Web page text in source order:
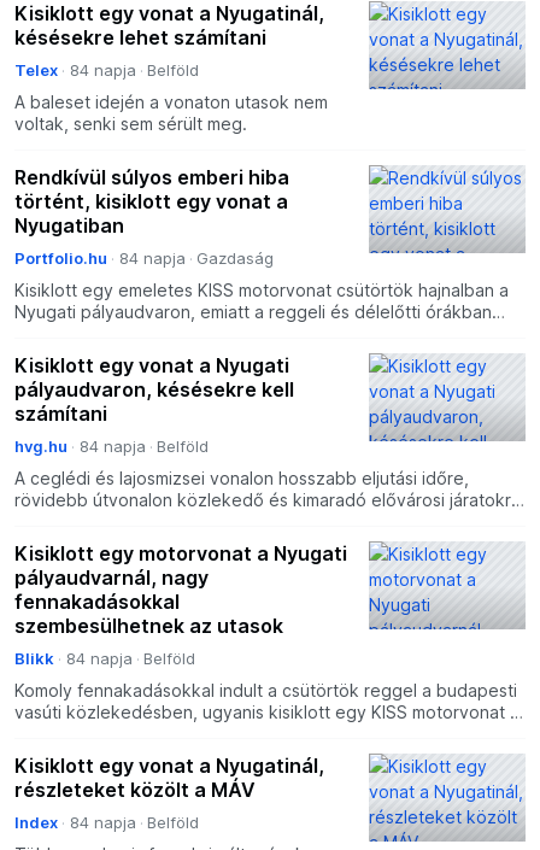
Kisiklott egy vonat a Nyugatinál,
késésekre lehet számítani
Telex 84 napja Belföld
A baleset idején a vonaton utasok nem
voltak, senki sem sérült meg.
Rendkívül súlyos emberi hiba
történt, kisiklott egy vonat a
Nyugatiban
Portfolio.hu 84 napja Gazdaság
Kisiklott egy emeletes KISS motorvonat csütörtök hajnalban a
Nyugati pályaudvaron, emiatt a reggeli és délelőtti órákban
Kisiklott egy vonat a Nyugati
pályaudvaron, késésekre kell
számítani
hvg.hu 84 napja Belföld
A ceglédi és lajosmizsei vonalon hosszabb eljutási időre,
rövidebb útvonalon közlekedő és kimaradó elővárosi járatokra
Kisiklott egy motorvonat a Nyugati
pályaudvarnál, nagy
fennakadásokkal
szembesülhetnek az utasok
Blikk 84 napja Belföld
Komoly fennakadásokkal indult a csütörtök reggel a budapesti
vasúti közlekedésben, ugyanis kisiklott egy KISS motorvonat a
Kisiklott egy vonat a Nyugatinál,
részleteket közölt a MÁV
Index 84 napja Belföld